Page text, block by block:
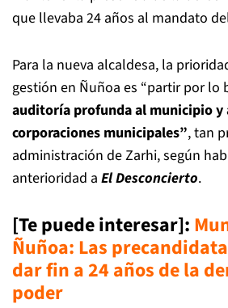
que llevaba 24 años al mandato
Para la nueva alcaldesa, la
gestión en Ñuñoa es “partir por lo
auditoría profunda al municipio y
corporaciones municipales”, tan
administración de Zarhi, según
anterioridad a El Desconcierto.
[Te puede interesar]:
Ñuñoa: Las
dar fin a 24 años de la
poder